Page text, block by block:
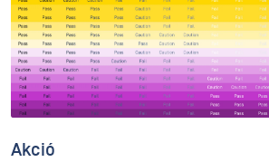
Akció